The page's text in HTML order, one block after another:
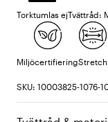
Torktumlas ejTvättråd:
MiljöcertifieringStretch
SKU: 10003825-1076-